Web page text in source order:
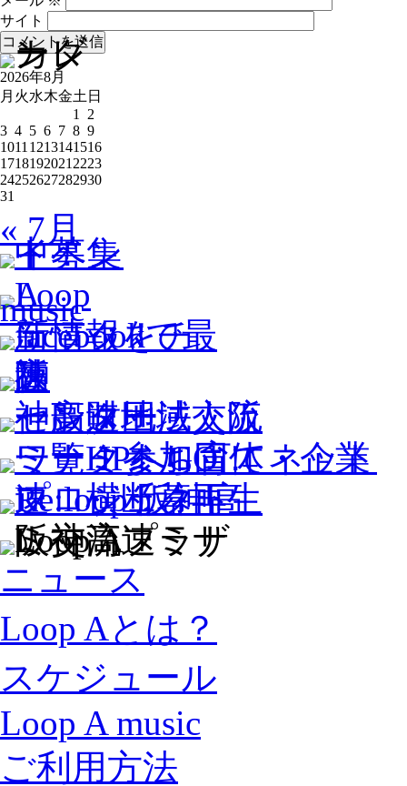
サイト
2026年8月
月 火水木金土 日
1
2
3 4 5 6 7 8 9
1011 1213141516
1718192021 2223
24252627282930
31
« 7月
ニュース
Loop Aとは？
スケジュール
Loop A music
ご利用方法